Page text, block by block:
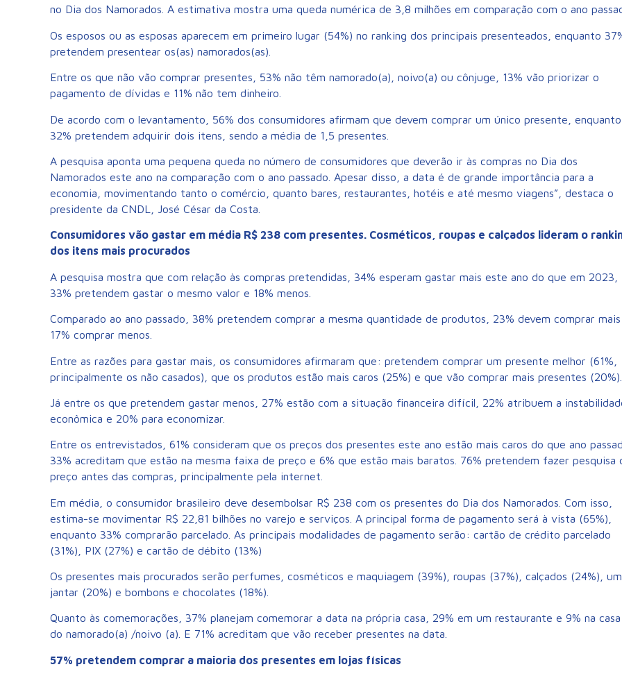
no Dia dos Namorados. A estimativa mostra uma queda numérica de 3,8 milhões em comparação com o ano
Os esposos ou as esposas aparecem em primeiro lugar (54%) no ranking dos principais presenteados, enquanto
pretendem presentear os(as) namorados(as).
Entre os que não vão comprar presentes, 53% não têm namorado(a), noivo(a) ou cônjuge, 13% vão priorizar o
pagamento de dívidas e 11% não tem dinheiro.
De acordo com o levantamento, 56% dos consumidores afirmam que devem comprar um único presente, enquanto
32% pretendem adquirir dois itens, sendo a média de 1,5 presentes.
A pesquisa aponta uma pequena queda no número de consumidores que deverão ir às compras no Dia dos
Namorados este ano na comparação com o ano passado. Apesar disso, a data é de grande importância para a
economia, movimentando tanto o comércio, quanto bares, restaurantes, hotéis e até mesmo viagens”, destaca o
presidente da CNDL, José César da Costa.
Consumidores vão gastar em média R$ 238 com presentes. Cosméticos, roupas e calçados lideram o
dos itens mais procurados
A pesquisa mostra que com relação às compras pretendidas, 34% esperam gastar mais este ano do que em 2023,
33% pretendem gastar o mesmo valor e 18% menos.
Comparado ao ano passado, 38% pretendem comprar a mesma quantidade de produtos, 23% devem comprar
17% comprar menos.
Entre as razões para gastar mais, os consumidores afirmaram que: pretendem comprar um presente melhor (61%,
principalmente os não casados), que os produtos estão mais caros (25%) e que vão comprar mais presentes (20%).
Já entre os que pretendem gastar menos, 27% estão com a situação financeira difícil, 22% atribuem a
econômica e 20% para economizar.
Entre os entrevistados, 61% consideram que os preços dos presentes este ano estão mais caros do que ano
33% acreditam que estão na mesma faixa de preço e 6% que estão mais baratos. 76% pretendem fazer pesquisa
preço antes das compras, principalmente pela internet.
Em média, o consumidor brasileiro deve desembolsar R$ 238 com os presentes do Dia dos Namorados. Com isso,
estima-se movimentar R$ 22,81 bilhões no varejo e serviços. A principal forma de pagamento será à vista (65%),
enquanto 33% comprarão parcelado. As principais modalidades de pagamento serão: cartão de crédito parcelado
(31%), PIX (27%) e cartão de débito (13%)
Os presentes mais procurados serão perfumes, cosméticos e maquiagem (39%), roupas (37%), calçados (24%), um
jantar (20%) e bombons e chocolates (18%).
Quanto às comemorações, 37% planejam comemorar a data na própria casa, 29% em um restaurante e 9% na casa
do namorado(a) /noivo (a). E 71% acreditam que vão receber presentes na data.
57% pretendem comprar a maioria dos presentes em lojas físicas